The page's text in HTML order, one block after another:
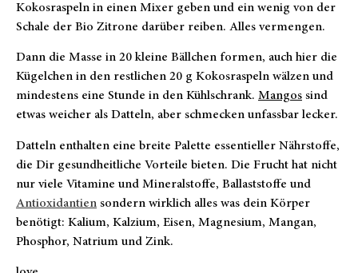
Kokosraspeln in einen Mixer geben und ein wenig von der
Schale der Bio Zitrone darüber reiben. Alles vermengen.
Dann die Masse in 20 kleine Bällchen formen, auch hier die
Kügelchen in den restlichen 20 g Kokosraspeln wälzen und
mindestens eine Stunde in den Kühlschrank. Mangos sind
etwas weicher als Datteln, aber schmecken unfassbar lecker.
Datteln enthalten eine breite Palette essentieller Nährstoffe,
die Dir gesundheitliche Vorteile bieten. Die Frucht hat nicht
nur viele Vitamine und Mineralstoffe, Ballaststoffe und
Antioxidantien sondern wirklich alles was dein Körper
benötigt: Kalium, Kalzium, Eisen, Magnesium, Mangan,
Phosphor, Natrium und Zink.